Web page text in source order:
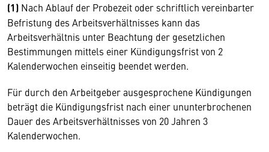
(1) Nach Ablauf der Probezeit oder schriftlich vereinbarter
Befristung des Arbeitsverhältnisses kann das
Arbeitsverhältnis unter Beachtung der gesetzlichen
Bestimmungen mittels einer Kündigungsfrist von 2
Kalenderwochen einseitig beendet werden.
Für durch den Arbeitgeber ausgesprochene Kündigungen
beträgt die Kündigungsfrist nach einer ununterbrochenen
Dauer des Arbeitsverhältnisses von 20 Jahren 3
Kalenderwochen.